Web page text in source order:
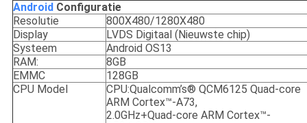
Android Configuratie
Resolutie
800X480/1280X480
Display
LVDS Digitaal (Nieuwste chip)
Systeem
Android OS13
RAM:
8GB
EMMC
128GB
CPU Model
CPU:Qualcomm’s® QCM6125 Quad-core
ARM Cortex™-A73,
2.0GHz+Quad-core ARM Cortex™-